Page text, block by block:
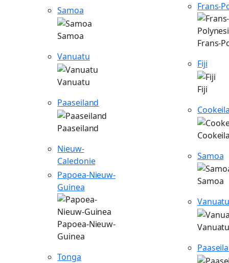
Samoa
Samoa
Vanuatu
Vanuatu
Paaseiland
Paaseiland
Nieuw-
Caledonie
Papoea-Nieuw-
Guinea
Papoea-Nieuw-
Guinea
Tonga
Frans-
Frans-
Fiji
Fiji
Samoa
Samoa